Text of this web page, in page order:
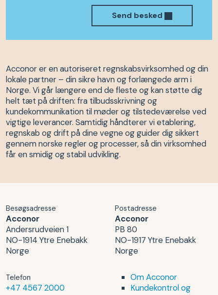
Send besked
Acconor er en autoriseret regnskabsvirksomhed og din
lokale partner – din sikre havn og forlængede arm i
Norge. Vi går længere end de fleste og kan støtte dig
helt tæt på driften: fra tilbudsskrivning og
kundekommunikation til møder og tilstedeværelse ved
vigtige leverancer. Samtidig håndterer vi etablering,
regnskab og drift på dine vegne og guider dig sikkert
gennem norske regler og processer, så din virksomhed
får en smidig og stabil udvikling.
Besøgsadresse
Acconor
Andersrudveien 1
NO-1914 Ytre Enebakk
Norge
Postadresse
Acconor
PB 80
NO-1917 Ytre Enebakk
Norge
Telefon
+47 4567 2000
Om Acconor
Kundekontrol og